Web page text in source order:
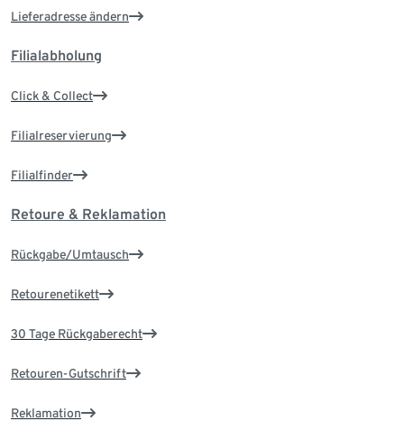
Lieferadresse ändern
Filialabholung
Click & Collect
Filialreservierung
Filialfinder
Retoure & Reklamation
Rückgabe/Umtausch
Retourenetikett
30 Tage Rückgaberecht
Retouren-Gutschrift
Reklamation